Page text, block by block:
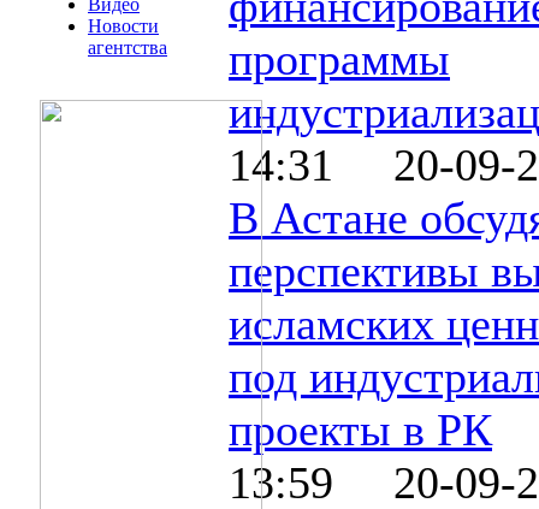
Видео
Новости
агентства
программы
14:31 20-09-
В Астане
перспективы
исламских
под
проекты в РК
13:59 20-09-